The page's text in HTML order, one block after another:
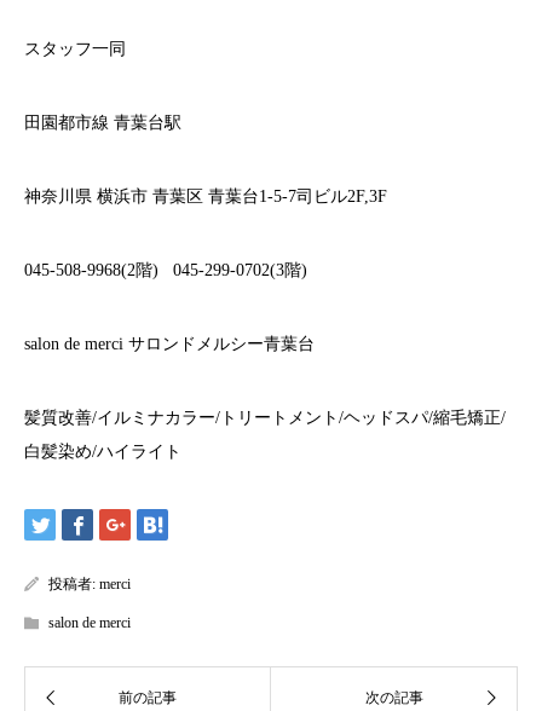
スタッフ一同
田園都市線 青葉台駅
神奈川県 横浜市 青葉区 青葉台1-5-7司ビル2F,3F
045-508-9968(2 階) 045-299-0702(3階)
salon de merci サロンドメルシー青葉台
髪質改善/イルミナカラー/ トリートメント /ヘッドスパ/縮毛矯正/
白髪染め/ハイライト
投稿者: merci
salon de merci